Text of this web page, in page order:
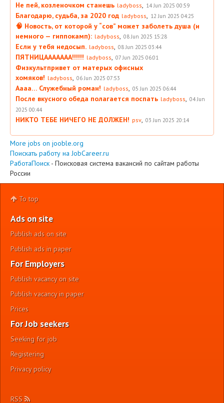
Не пей, козленочком станешь ladyboss, 14 Jun 2025 00:59
Благодарю, судьба, за 2020 год ladyboss, 12 Jun 2025 04:25
🧠 Новость, от которой у “сов” может заболеть душа (и
немного — гиппокамп): ladyboss, 08 Jun 2025 15:28
Если у тебя недосып. ladyboss, 08 Jun 2025 03:44
ПЯТНИЦААААААА!!!!!! ladyboss, 07 Jun 2025 06:01
Физкультпривет от матерых офисных
хомяков! ladyboss, 06 Jun 2025 07:53
Аааа… Служебный роман! ladyboss, 05 Jun 2025 06:44
После вкусного обеда полагается поспать ladyboss, 04 Jun
2025 00:44
НИКТО ТЕБЕ НИЧЕГО НЕ ДОЛЖЕН! psv, 03 Jun 2025 20:14
More jobs on jooble.org
Поискать работу на JobCareer.ru
РаботаПоиск - Поисковая система вакансий по сайтам работы
России
To top
Ads on site
Publish ads on site
Publish ads in paper
For Employers
Publish vacancy on site
Publish vacancy in paper
Prices
For Job seekers
Seeking for job
Registering
Privacy policy
RSS